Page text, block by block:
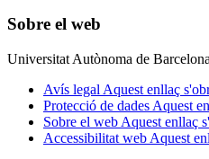
Sobre el web
Universitat Autònoma de Barcelona
Avís legal Aquest enllaç
Protecció de dades Aquest
Sobre el web Aquest enllaç
Accessibilitat web Aquest